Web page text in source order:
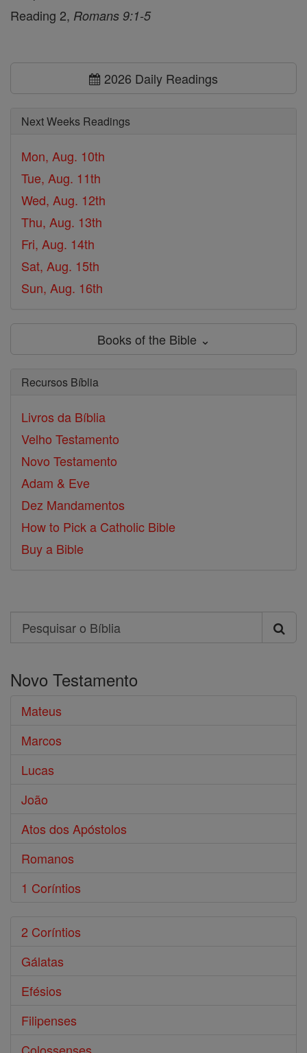
Reading 2, Romans 9:1-5
2026 Daily Readings
Next Weeks Readings
Mon, Aug. 10th
Tue, Aug. 11th
Wed, Aug. 12th
Thu, Aug. 13th
Fri, Aug. 14th
Sat, Aug. 15th
Sun, Aug. 16th
Books of the Bible ⌄
Recursos Bíblia
Livros da Bíblia
Velho Testamento
Novo Testamento
Adam & Eve
Dez Mandamentos
How to Pick a Catholic Bible
Buy a Bible
Search
Pesquisar
Bíblia
Novo Testamento
Mateus
Marcos
Lucas
João
Atos dos Apóstolos
Romanos
1 Coríntios
2 Coríntios
Gálatas
Efésios
Filipenses